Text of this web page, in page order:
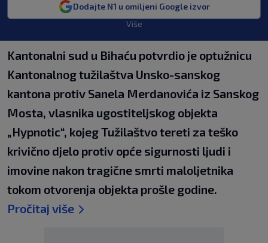
Dodajte N1 u omiljeni Google izvor
Više
Kantonalni sud u Bihaću potvrdio je optužnicu
Kantonalnog tužilaštva Unsko-sanskog
kantona protiv Sanela Merdanovića iz Sanskog
Mosta, vlasnika ugostiteljskog objekta
„Hypnotic“, kojeg Tužilaštvo tereti za teško
krivično djelo protiv opće sigurnosti ljudi i
imovine nakon tragične smrti maloljetnika
tokom otvorenja objekta prošle godine.
Pročitaj više